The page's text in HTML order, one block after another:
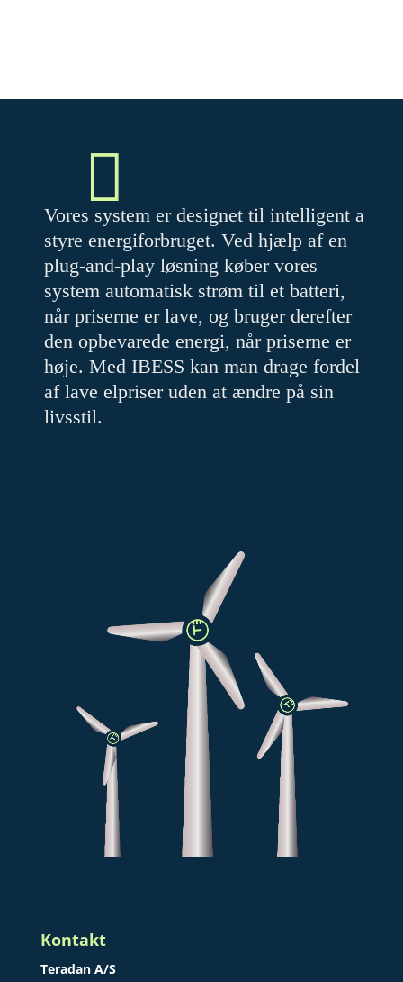
Vores system er designet til intelligent at
styre energiforbruget. Ved hjælp af en
plug-and-play løsning køber vores
system automatisk strøm til et batteri,
når priserne er lave, og bruger derefter
den opbevarede energi, når priserne er
høje. Med IBESS kan man drage fordel
af lave elpriser uden at ændre på sin
livsstil.
Kontakt
Teradan A/S